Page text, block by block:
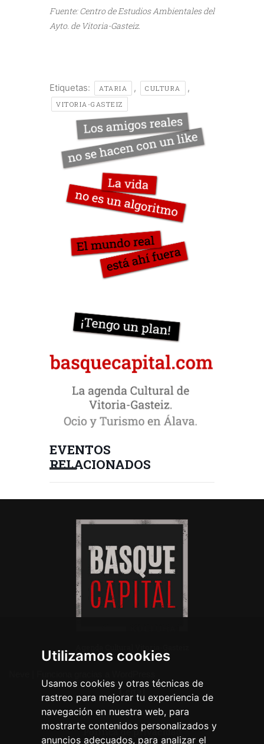
Utilizamos cookies
Usamos cookies y otras técnicas de
rastreo para mejorar tu experiencia de
navegación en nuestra web, para
mostrarte contenidos personalizados y
anuncios adecuados, para analizar el
Fuente: Centro de Estudios Ambientales del
Ayto. de Vitoria-Gasteiz.
Etiquetas: ATARIA , CULTURA ,
VITORIA-GASTEIZ
EVENTOS
RELACIONADOS
Legal
Aviso legal
Política de privacidad